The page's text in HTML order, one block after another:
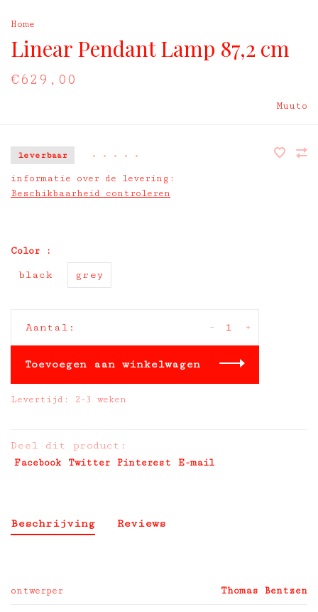
Home
Linear Pendant Lamp 87,2 cm
€629,00
Muuto
leverbaar • • • • •
informatie over de levering:
Beschikbaarheid controleren
Color :
black grey
Aantal: +
-
Toevoegen aan winkelwagen
Levertijd: 2-3 weken
Deel dit product:
Facebook Twitter Pinterest E-mail
Beschrijving Reviews
ontwerper Thomas Bentzen